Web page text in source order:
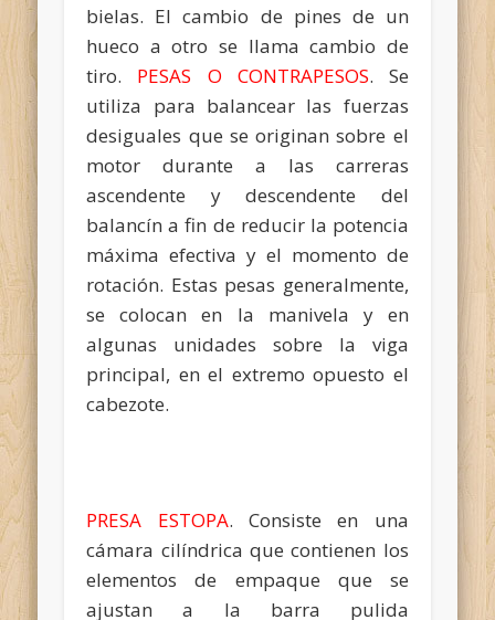
bielas. El cambio de pines de un
hueco a otro se llama cambio de
tiro. PESAS O CONTRAPESOS. Se
utiliza para balancear las fuerzas
desiguales que se originan sobre el
motor durante a las carreras
ascendente y descendente del
balancín a fin de reducir la potencia
máxima efectiva y el momento de
rotación. Estas pesas generalmente,
se colocan en la manivela y en
algunas unidades sobre la viga
principal, en el extremo opuesto el
cabezote.
PRESA ESTOPA. Consiste en una
cámara cilíndrica que contienen los
elementos de empaque que se
ajustan a la barra pulida